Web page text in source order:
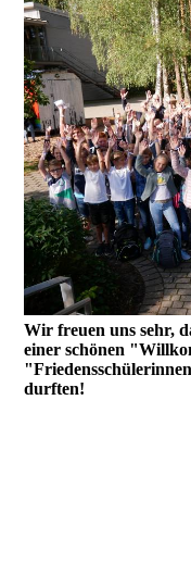
Wir freuen uns sehr,
einer schönen
durften!